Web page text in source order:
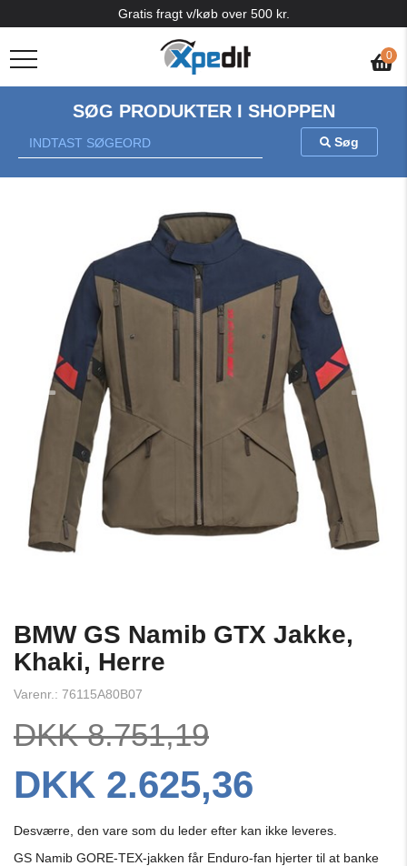
0
Gratis fragt v/køb over 500 kr.
SØG PRODUKTER I SHOPPEN
Søg
BMW GS Namib GTX Jakke,
Khaki, Herre
Varenr.: 76115A80B07
DKK 8.751,19
DKK 2.625,36
Desværre, den vare som du leder efter kan ikke leveres.
GS Namib GORE-TEX-jakken får Enduro-fan hjerter til at banke